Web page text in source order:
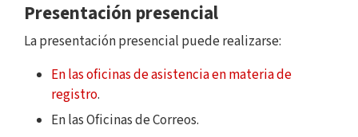
Presentación presencial
La presentación presencial puede realizarse:
En las oficinas de asistencia en materia de
registro.
En las Oficinas de Correos.